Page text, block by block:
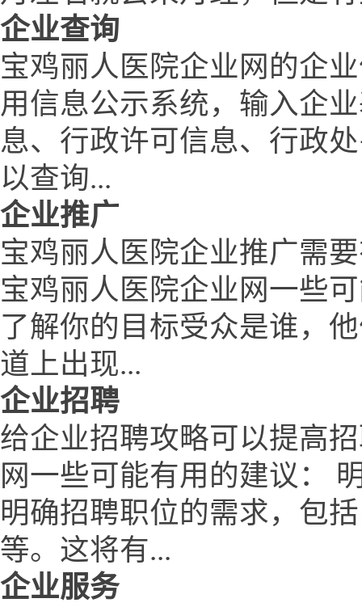
企业查询
宝鸡丽人医院企业网的企
用信息公示系统，输入企
息、行政许可信息、行政
以查询...
企业推广
宝鸡丽人医院企业推广需
宝鸡丽人医院企业网一些
了解你的目标受众是谁，
道上出现...
企业招聘
给企业招聘攻略可以提高
网一些可能有用的建议：
明确招聘职位的需求，包
等。这将有...
企业服务